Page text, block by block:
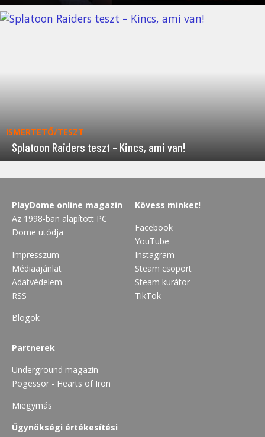
ISMERTETŐ/TESZT
Splatoon Raiders teszt – Kincs, ami van!
PlayDome online magazin
Az 1998-ban alapított PC
Dome utódja
Impresszum
Médiaajánlat
Adatvédelem
RSS
Blogok
Kövess minket!
Facebook
YouTube
Instagram
Steam csoport
Steam kurátor
TikTok
Partnerek
Underground magazin
Pogessor - Hearts of Iron
Miegymás
Ügynökségi értékesítési